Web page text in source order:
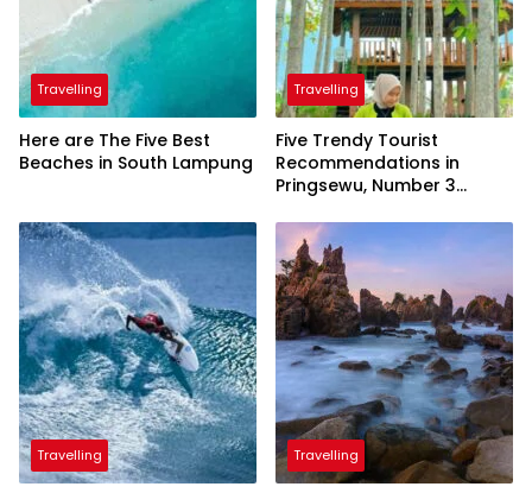
Travelling
Here are The Five Best
Beaches in South Lampung
Travelling
Five Trendy Tourist
Recommendations in
Pringsewu, Number 3
President
Travelling Travelling